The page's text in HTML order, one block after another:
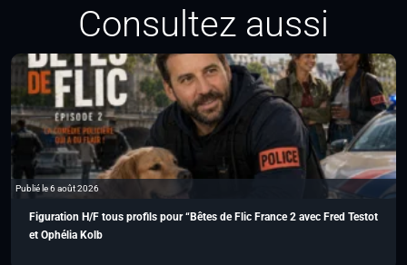
Consultez aussi
Publié le 6 août 2026
Figuration H/F tous profils pour “Bêtes de Flic France 2 avec Fred Testot
et Ophélia Kolb